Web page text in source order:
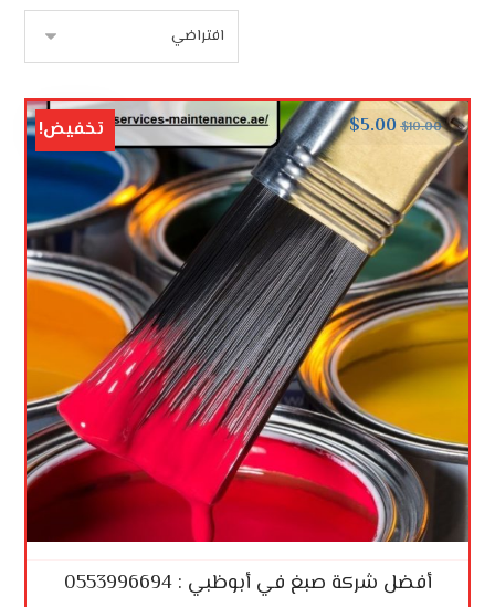
أفضل شركة صبغ في أبوظبي : 0553996694
$10.00
$5.00 تخفيض!